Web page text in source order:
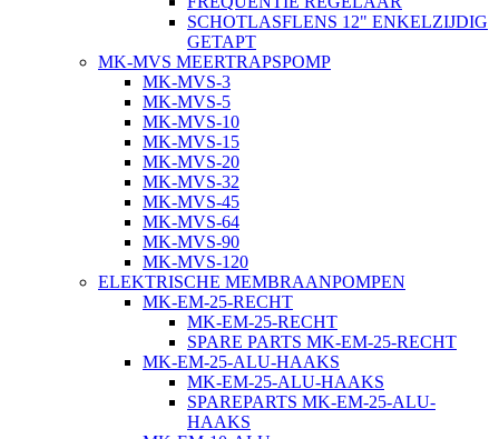
SCHOTLASFLENS 12" ENKELZIJDIG
GETAPT
MK-MVS MEERTRAPSPOMP
MK-MVS-3
MK-MVS-5
MK-MVS-10
MK-MVS-15
MK-MVS-20
MK-MVS-32
MK-MVS-45
MK-MVS-64
MK-MVS-90
MK-MVS-120
ELEKTRISCHE MEMBRAANPOMPEN
MK-EM-25-RECHT
MK-EM-25-RECHT
SPARE PARTS MK-EM-25-RECHT
MK-EM-25-ALU-HAAKS
MK-EM-25-ALU-HAAKS
SPAREPARTS MK-EM-25-ALU-
HAAKS